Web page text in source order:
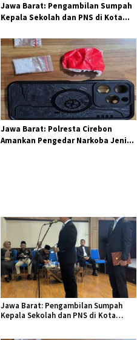
Jawa Barat: Pengambilan Sumpah
Kepala Sekolah dan PNS di Kota
Integritas Aparatur Pendidikan dan
Birokrasi
Jawa Barat: Polresta Cirebon
Amankan Pengedar Narkoba Jenis
Jawa Barat: Pengambilan Sumpah
Kepala Sekolah dan PNS di Kota